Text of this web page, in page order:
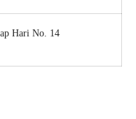
Hari No. 14